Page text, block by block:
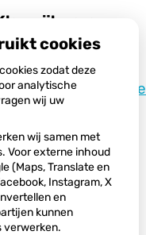
zorg:
7341.
26.
cookies
zodat deze
analytische
wij uw
wij samen met
Voor externe inhoud
(Maps, Translate en
Instagram, X
en
kunnen
verwerken.